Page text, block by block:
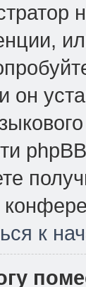
он
к